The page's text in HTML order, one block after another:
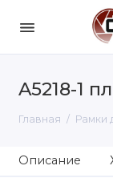
A5218-1
Главная Рамки
Описание